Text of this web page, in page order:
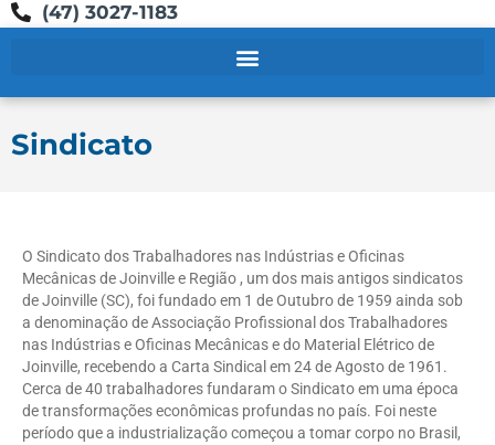
(47) 3027-1183
Sindicato
O Sindicato dos Trabalhadores nas Indústrias e Oficinas
Mecânicas de Joinville e Região , um dos mais antigos sindicatos
de Joinville (SC), foi fundado em 1 de Outubro de 1959 ainda sob
a denominação de Associação Profissional dos Trabalhadores
nas Indústrias e Oficinas Mecânicas e do Material Elétrico de
Joinville, recebendo a Carta Sindical em 24 de Agosto de 1961.
Cerca de 40 trabalhadores fundaram o Sindicato em uma época
de transformações econômicas profundas no país. Foi neste
período que a industrialização começou a tomar corpo no Brasil,